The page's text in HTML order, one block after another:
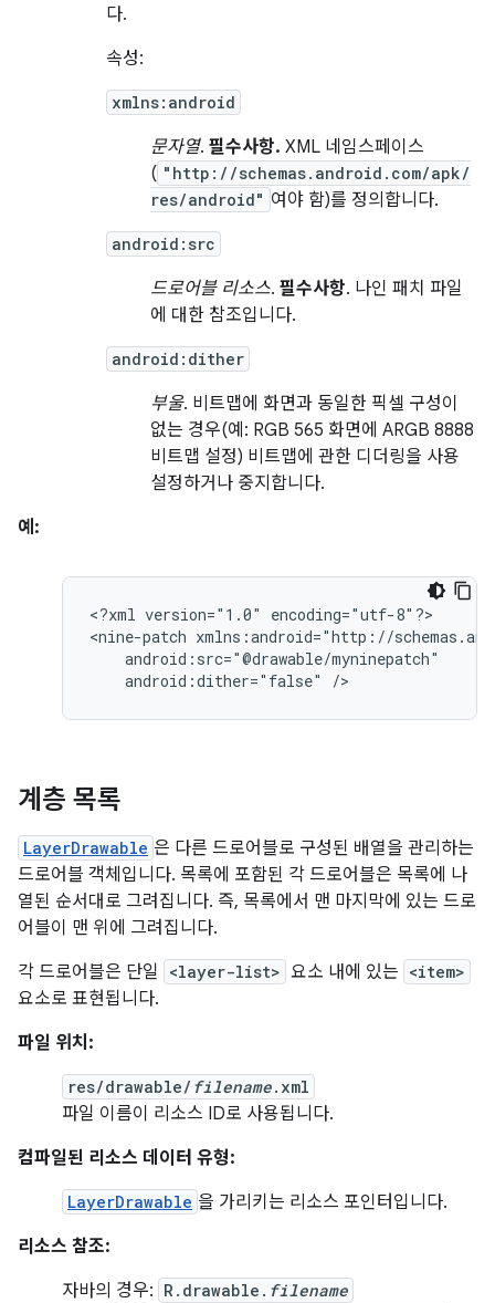
다.
속성:
xmlns:android
문자열. 필수사항. XML 네임스페이스
( "http://schemas.android.com/apk/
res/android" 여야 함)를 정의합니다.
android:src
드로어블 리소스. 필수사항. 나인 패치 파일
에 대한 참조입니다.
android:dither
부울. 비트맵에 화면과 동일한 픽셀 구성이
없는 경우(예: RGB 565 화면에 ARGB 8888
비트맵 설정) 비트맵에 관한 디더링을 사용
설정하거나 중지합니다.
예:
<?xml version="1.0"
encoding="utf-8"?>
<nine-patch
android:dither="false"
/>
계층 목록
LayerDrawable 은 다른 드로어블로 구성된 배열을 관리하는
드로어블 객체입니다. 목록에 포함된 각 드로어블은 목록에 나
열된 순서대로 그려집니다. 즉, 목록에서 맨 마지막에 있는 드로
어블이 맨 위에 그려집니다.
각 드로어블은 단일
<layer-list> 요소 내에 있는 <item>
요소로 표현됩니다.
파일 위치:
res/drawable/ filename.xml
파일 이름이 리소스 ID로 사용됩니다.
컴파일된 리소스 데이터 유형:
LayerDrawable 을 가리키는 리소스 포인터입니다.
리소스 참조:
자바의 경우: R.drawable. filename